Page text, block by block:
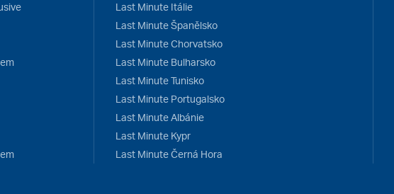
Last Minute Itálie
Last Minute Španělsko
Last Minute Chorvatsko
Last Minute Bulharsko
Last Minute Tunisko
Last Minute Portugalsko
Last Minute Albánie
Last Minute Kypr
Last Minute Černá Hora